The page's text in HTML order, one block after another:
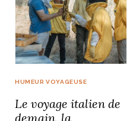
HUMEUR VOYAGEUSE
Le voyage italien de
demain, la